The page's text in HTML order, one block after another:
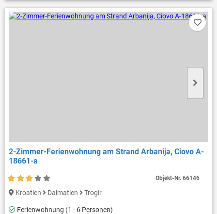
2-Zimmer-Ferienwohnung am Strand Arbanija, Ciovo A-
18661-a
Kroatien Dalmatien Trogir
Ferienwohnung (1 - 6 Personen)
Objekt-Nr.66146